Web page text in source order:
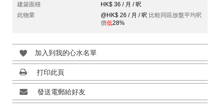
建築面積
HK$ 36 / 月 / 呎
此物業
@HK$ 26 / 月 / 呎 比較同區放盤平均呎
價低28%
加入到我的心水名單
打印此頁
發送電郵給好友